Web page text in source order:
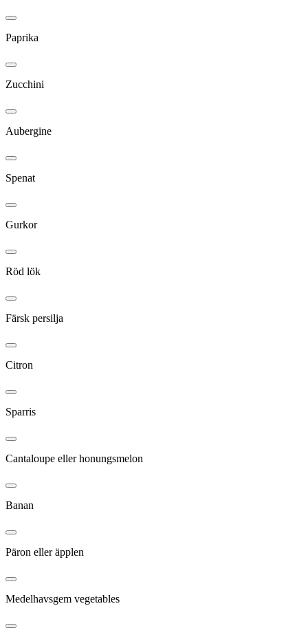
Paprika
Zucchini
Aubergine
Spenat
Gurkor
Röd lök
Färsk persilja
Citron
Sparris
Cantaloupe eller honungsmelon
Banan
Päron eller äpplen
Medelhavsgem vegetables